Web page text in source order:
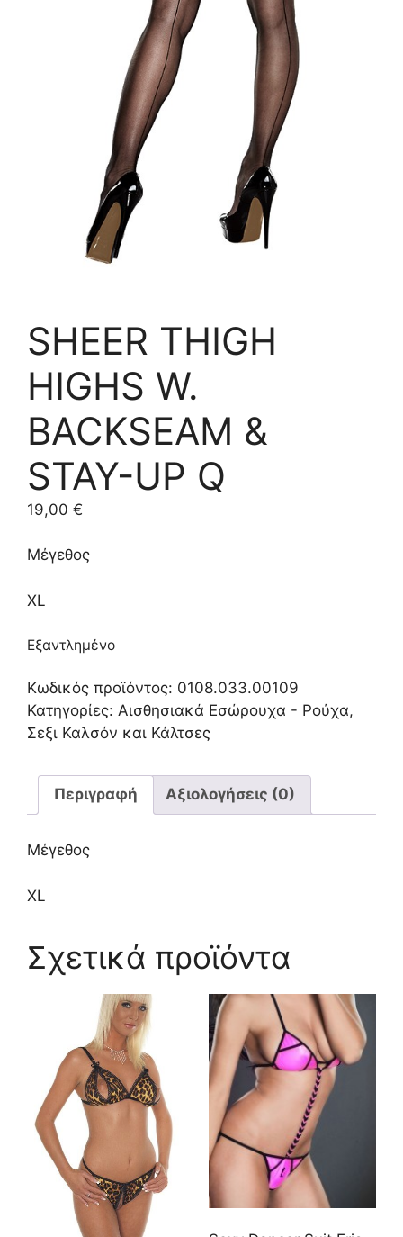
SHEER THIGH
HIGHS W.
BACKSEAM &
STAY-UP Q
19,00 €
Μέγεθος
XL
Εξαντλημένο
Κωδικός προϊόντος: 0108.033.00109
Κατηγορίες: Αισθησιακά Εσώρουχα - Ρούχα,
Σεξι Καλσόν και Κάλτσες
Περιγραφή Αξιολογήσεις (0)
Μέγεθος
XL
Σχετικά προϊόντα